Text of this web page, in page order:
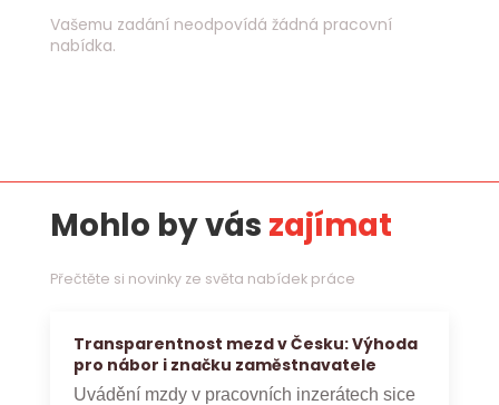
Vašemu zadání neodpovídá žádná pracovní
nabídka.
Mohlo by vás zajímat
Přečtěte si novinky ze světa nabídek práce
Transparentnost mezd v Česku: Výhoda
pro nábor i značku zaměstnavatele
Uvádění mzdy v pracovních inzerátech sice